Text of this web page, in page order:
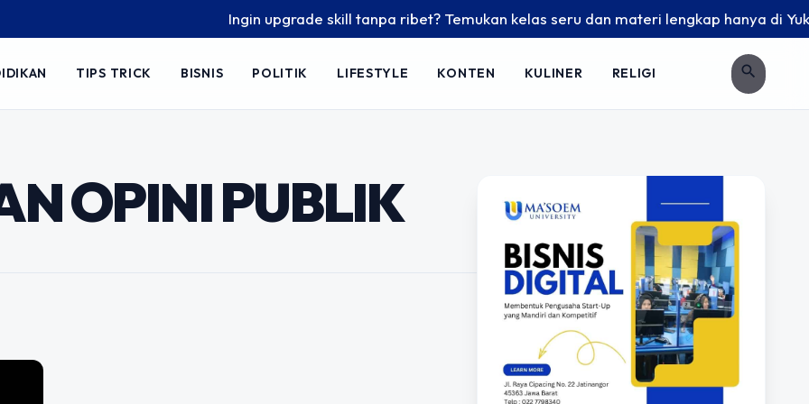
Ingin upgrade skill tanpa ribet? Temukan kelas seru dan materi lengkap hanya di
TIPS TRICK BISNIS POLITIK LIFESTYLE KONTEN KULINER RELIGI search
OPINI PUBLIK
di Era
Opini
jauh lebih cepat dibandingkan